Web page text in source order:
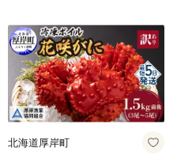
北海道厚岸町